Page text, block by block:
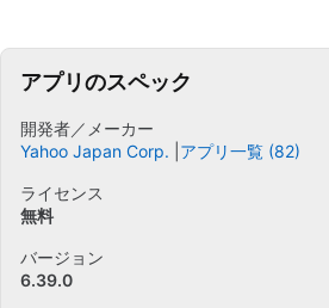
アプリのスペック
開発者／メーカー
Yahoo Japan Corp.
アプリ一覧 (82)
ライセンス
無料
バージョン
6.39.0